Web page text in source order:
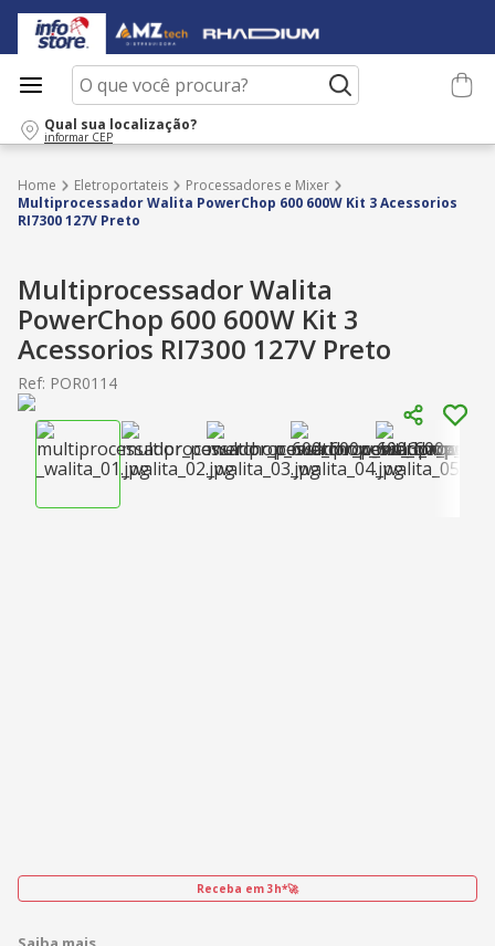
O que você procura?
Qual sua localização?
informar CEP
Eletroportateis
Processadores e Mixer
Multiprocessador Walita PowerChop 600 600W Kit 3 Acessorios
RI7300 127V Preto
Multiprocessador Walita
PowerChop 600 600W Kit 3
Acessorios RI7300 127V Preto
Ref: POR0114
Receba em 3h*🚀